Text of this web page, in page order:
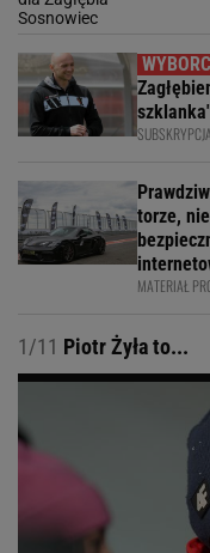
SUBSKRYPCJA
torze,
MATERIAŁ
1/11 Piotr Żyła to...